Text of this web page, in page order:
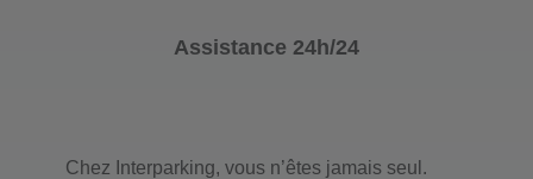
Assistance 24h/24
Chez Interparking, vous n’êtes jamais seul.